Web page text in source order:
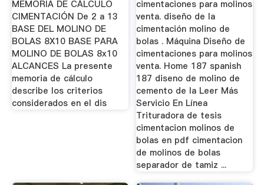
MEMORIA DE CÁLCULO
CIMENTACIÓN De 2 a 13
BASE DEL MOLINO DE
BOLAS 8X10 BASE PARA
MOLINO DE BOLAS 8x10
ALCANCES La presente
memoria de cálculo
describe los criterios
considerados en el dis
cimentaciones para molinos
venta. diseño de la
cimentación molino de
bolas . Máquina Diseño de
cimentaciones para molinos
venta. Home 187 spanish
187 diseno de molino de
cemento de la Leer Más
Servicio En Línea
Trituradora de tesis
cimentacion molinos de
bolas en pdf cimentacion
de molinos de bolas
separador de tamiz ...